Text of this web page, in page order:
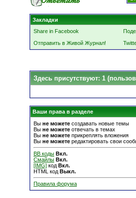
Закладки
Share in Facebook
Отправить в Живой Журнал!
Здесь присутствуют: 1
Ваши права в разделе
Вы не можете создавать новые темы
Вы не можете отвечать в темах
Вы не можете прикреплять вложения
Вы не можете редактировать свои
BB коды Вкл.
Смайлы Вкл.
[IMG] код Вкл.
HTML код Выкл.
Правила форума